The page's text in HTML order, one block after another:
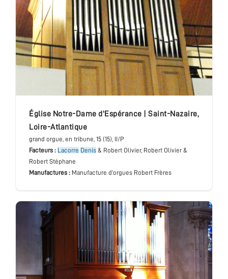
église Notre-Dame d'Espérance Saint-Nazaire,
Loire-Atlantique
grand orgue, en tribune, 15 (15), II/P
Facteurs : Lacorre Denis & Robert Olivier, Robert Olivier &
Robert Stéphane
Manufactures : Manufacture d’orgues Robert Frères